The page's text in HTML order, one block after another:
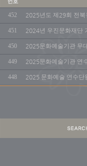
452 2025년도 제29회 전
451 2024년 우진문화재단
450 2025문화예술기관 무
449 2025문화예술기관 연
448 2025 문화예술 연수단